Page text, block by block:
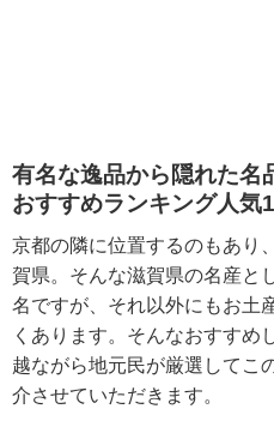
有名な逸品から隠れた名
おすすめランキング人気
京都の隣に位置するのもあり
賀県。そんな滋賀県の名産と
名ですが、それ以外にもお土
くあります。そんなおすすめ
越ながら地元民が厳選してこ
介させていただきます。